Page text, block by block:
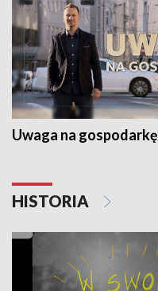
Uwaga na gospodarkę
HISTORIA